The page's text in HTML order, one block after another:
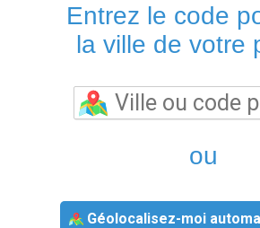
Entrez le code
la ville de votre
ou
Géolocalisez-moi